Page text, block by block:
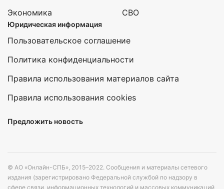
Экономика
СВО
Юридическая информация
Пользовательское соглашение
Политика конфиденциальности
Правила использования материалов сайта
Правила использования cookies
Предложить новость
© АО «Онлайн-СПБ», 2015–2022. Сообщения и материалы сетевого
издания (зарегистрировано Федеральной службой по надзору в
сфере связи, информационных технологий и массовых коммуникаций